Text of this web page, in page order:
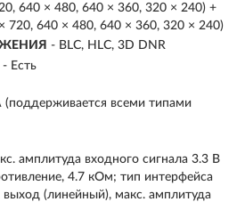
640 × 480, 640 × 360, 320 × 240) +
720, 640 × 480, 640 × 360, 320 × 240)
- BLC, HLC, 3D DNR
- Есть
всеми типами
амплитуда входного сигнала 3.3 В
4.7 кОм; тип интерфейса
(линейный), макс. амплитуда